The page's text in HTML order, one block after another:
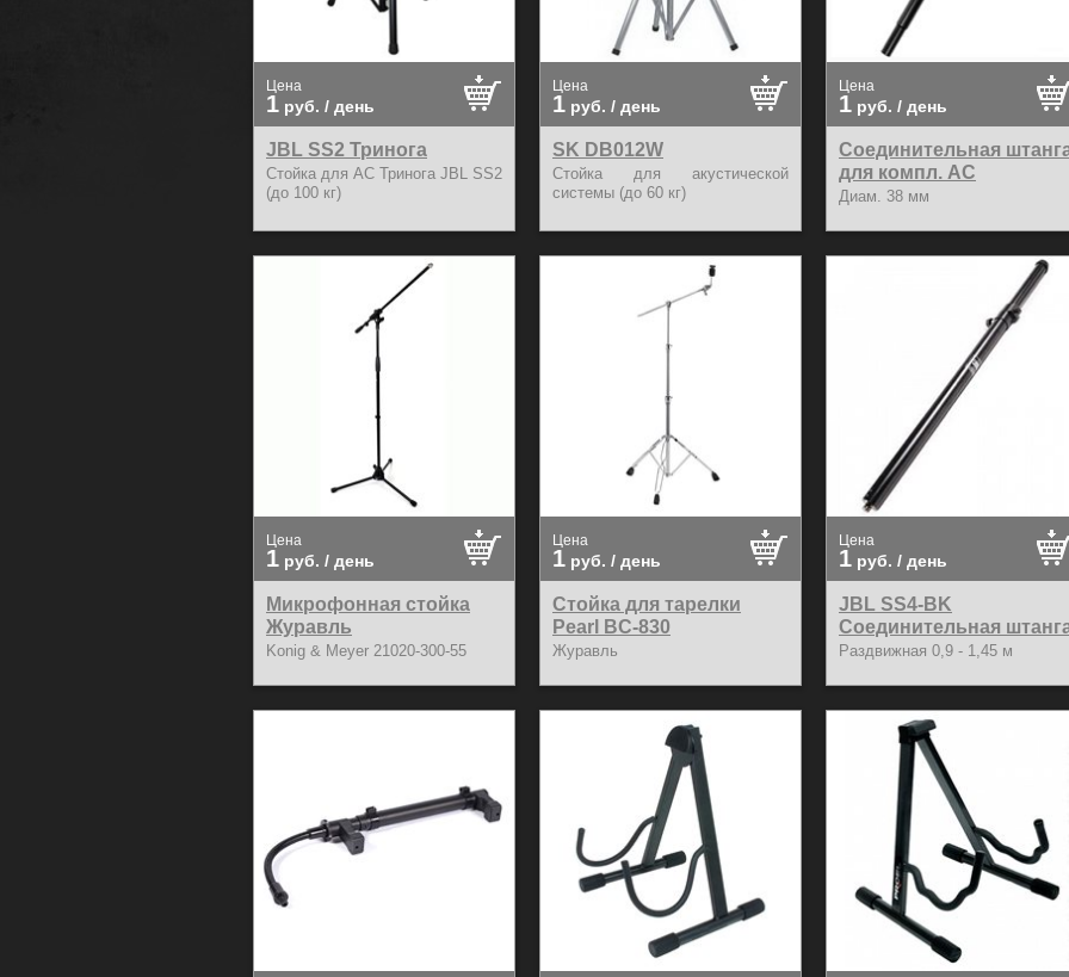
Цена
1 руб. / день
JBL SS2 Тринога
Стойка для АС Тринога JBL SS2
(до 100 кг)
Цена
1 руб. / день
SK DB012W
Стойка для акустической
системы (до 60 кг)
Цена
1 руб. / день
Соединительная
для компл. АС
Диам. 38 мм
Цена
1 руб. / день
Микрофонная стойка
Журавль
Konig & Meyer 21020-300-55
Цена
1 руб. / день
Стойка для тарелки
Pearl BC-830
Журавль
Цена
1 руб. / день
JBL SS4-BK
Соединительная
Раздвижная 0,9 - 1,45 м